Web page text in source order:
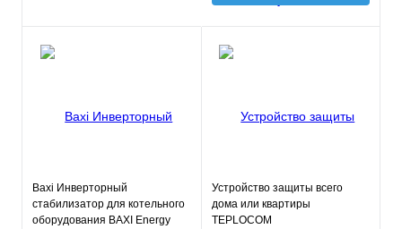
Baxi Инверторный
стабилизатор для котельного
оборудования BAXI Energy
Устройство защиты всего
дома или квартиры
TEPLOCOM